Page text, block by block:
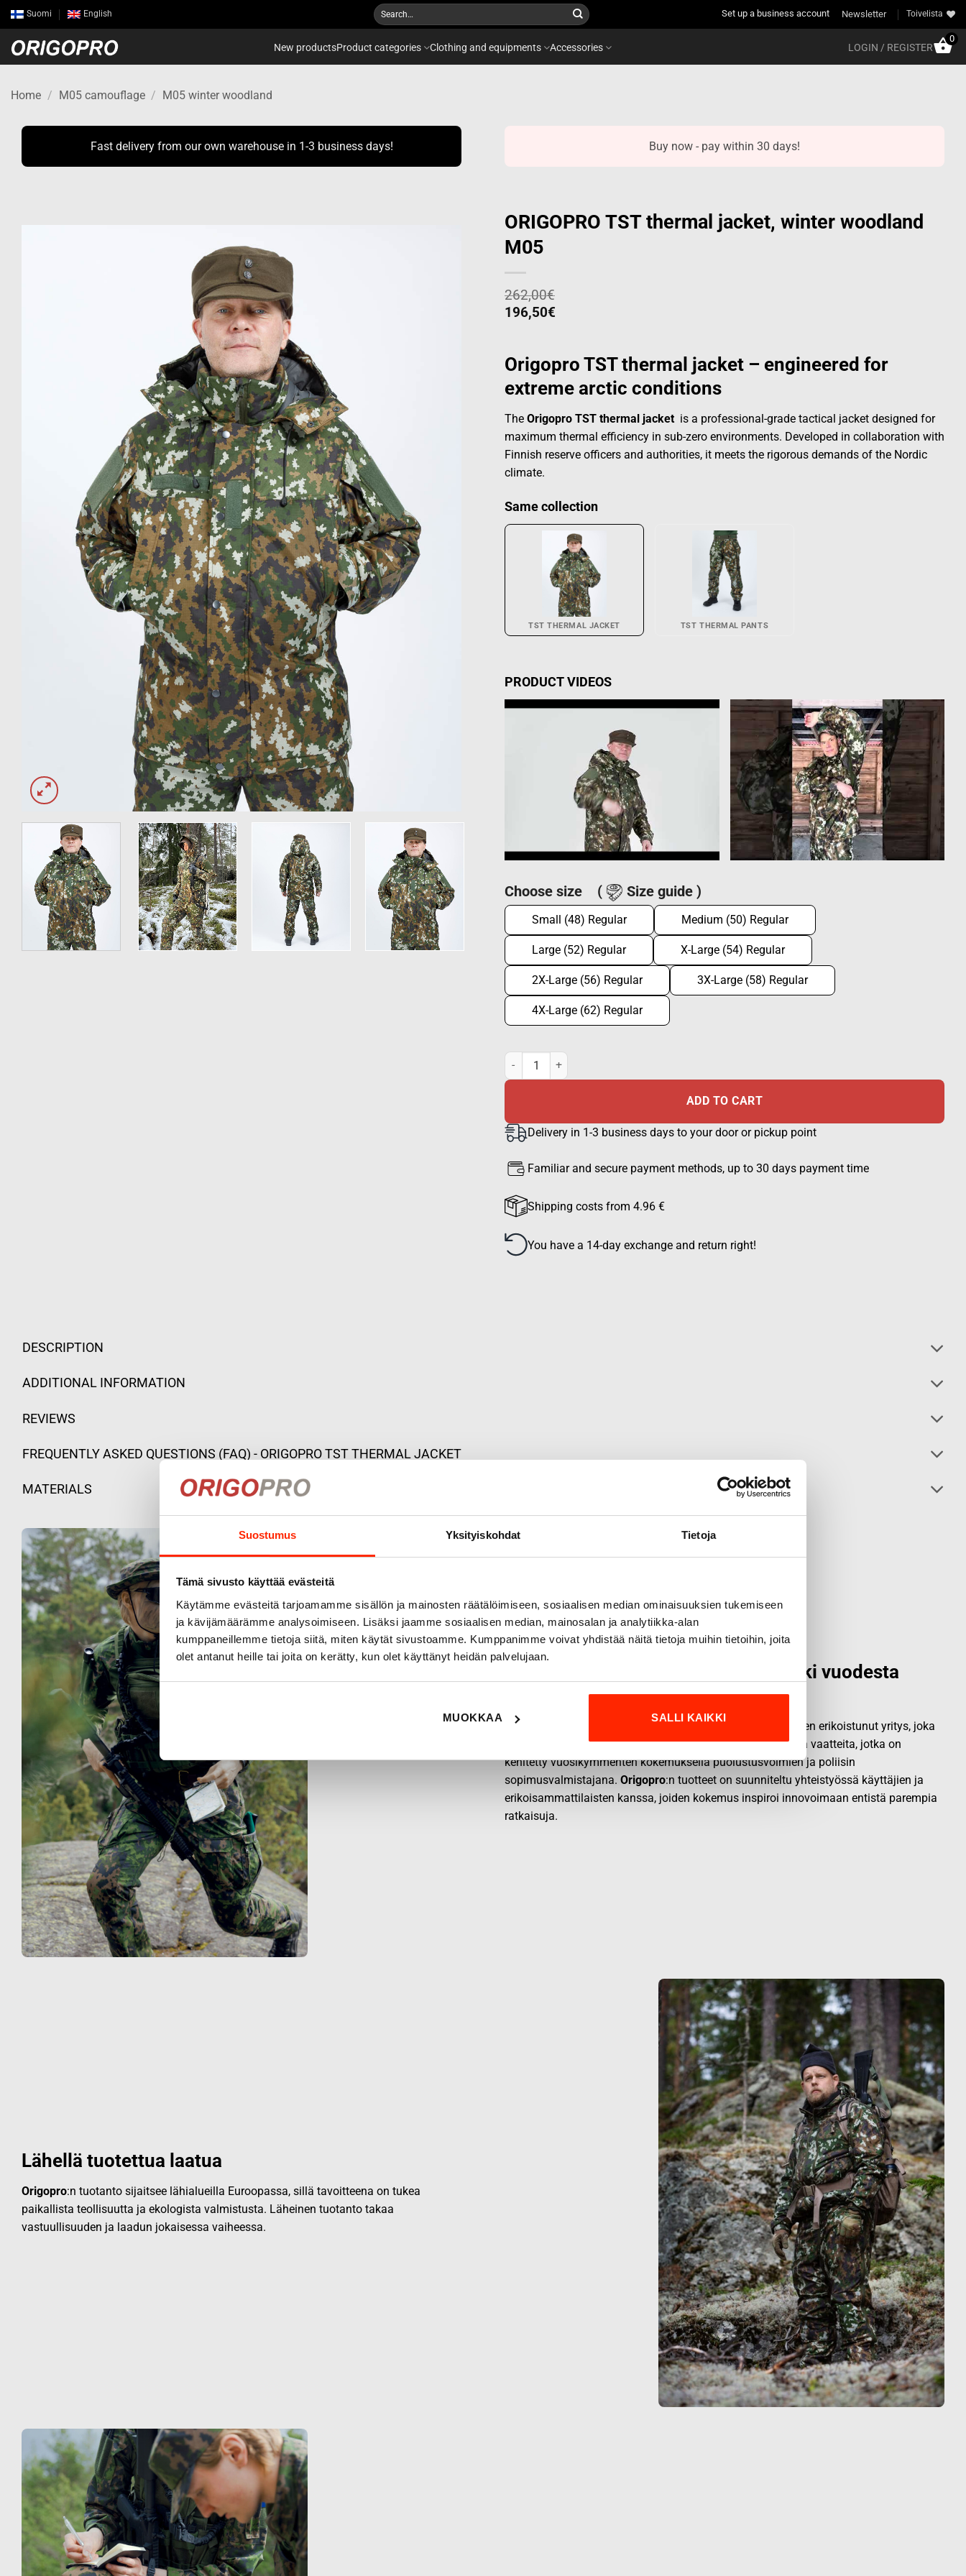
Suostumus Yksityiskohdat Tietoja
Tämä sivusto käyttää evästeitä
Käytämme evästeitä tarjoamamme sisällön ja mainosten räätälöimiseen, sosiaalisen median ominaisuuksien tukemiseen
ja kävijämäärämme analysoimiseen. Lisäksi jaamme sosiaalisen median, mainosalan ja analytiikka-alan
kumppaneillemme tietoja siitä, miten käytät sivustoamme. Kumppanimme voivat yhdistää näitä tietoja muihin tietoihin, joita
olet antanut heille tai joita on kerätty, kun olet käyttänyt heidän palvelujaan.
MUOKKAA SALLI KAIKKI
Skip
to
content
Suomi English
Search
for:
Set up a business account Newsletter Toivelista
New productsProduct categories Clothing and equipments Accessories LOGIN / REGISTER
0
Home / M05 camouflage / M05 winter woodland
Fast delivery from our own warehouse in 1-3 business days! Buy now - pay within 30 days!
ORIGOPRO TST thermal jacket, winter woodland
M05
262,00€
196,50€
Origopro TST thermal jacket – engineered for
extreme arctic conditions
The Origopro TST thermal jacket is a professional-grade tactical jacket designed for
maximum thermal efficiency in sub-zero environments. Developed in collaboration with
Finnish reserve officers and authorities, it meets the rigorous demands of the Nordic
climate.
Same collection
TST THERMAL JACKET TST THERMAL PANTS
PRODUCT VIDEOS
Choose size ( Size guide )
Small (48) Regular Medium (50) Regular
Large (52) Regular X-Large (54) Regular
2X-Large (56) Regular 3X-Large (58) Regular
4X-Large (62) Regular
ORIGOPRO TST thermal jacket, winter woodland M05 quantity
ADD TO CART
Delivery in 1-3 business days to your door or pickup point
Familiar and secure payment methods, up to 30 days payment time
Shipping costs from 4.96 €
You have a 14-day exchange and return right!
DESCRIPTION
ADDITIONAL INFORMATION
REVIEWS
FREQUENTLY ASKED QUESTIONS (FAQ) - ORIGOPRO TST THERMAL JACKET
MATERIALS
Origopro – Suomalainen laatumerkki vuodesta
Origopro
on suomalainen turvallisuus- ja ulkoiluvaatetukseen erikoistunut yritys, joka
on toiminut vuodesta 1975.Origoprovalmistaa laadukkaita vaatteita, jotka on
kehitetty vuosikymmenten kokemuksella puolustusvoimien ja poliisin
sopimusvalmistajana. Origopro:n tuotteet on suunniteltu yhteistyössä käyttäjien ja
erikoisammattilaisten kanssa, joiden kokemus inspiroi innovoimaan entistä parempia
ratkaisuja.
Lähellä tuotettua laatua
Origopro:n tuotanto sijaitsee lähialueilla Euroopassa, sillä tavoitteena on tukea
paikallista teollisuutta ja ekologista valmistusta. Läheinen tuotanto takaa
vastuullisuuden ja laadun jokaisessa vaiheessa.